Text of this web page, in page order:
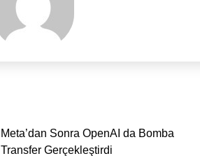
Yazı dolaşımı
Meta’dan Sonra OpenAI da Bomba
Transfer Gerçekleştirdi